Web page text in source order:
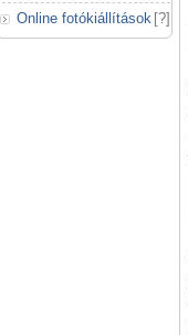
Online fotókiállítások [?]